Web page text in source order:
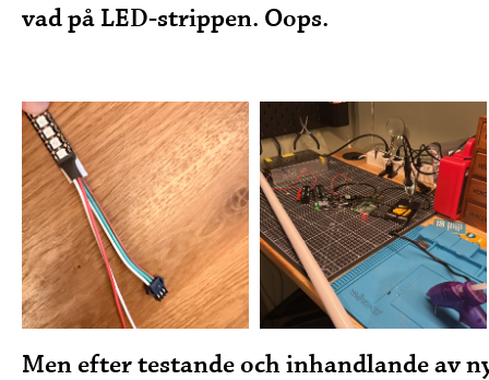
vad på LED-strippen. Oops.
Men efter testande och inhandlande av